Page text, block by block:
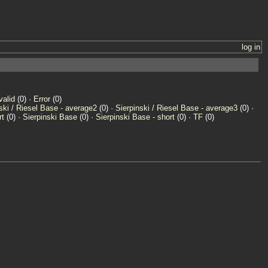
log in
(0) · Error (0)
/ Riesel Base - average2(0) · Sierpinski / Riesel Base - average3(0) ·
(0) · Sierpinski Base(0) · Sierpinski Base - short(0) · TF(0)